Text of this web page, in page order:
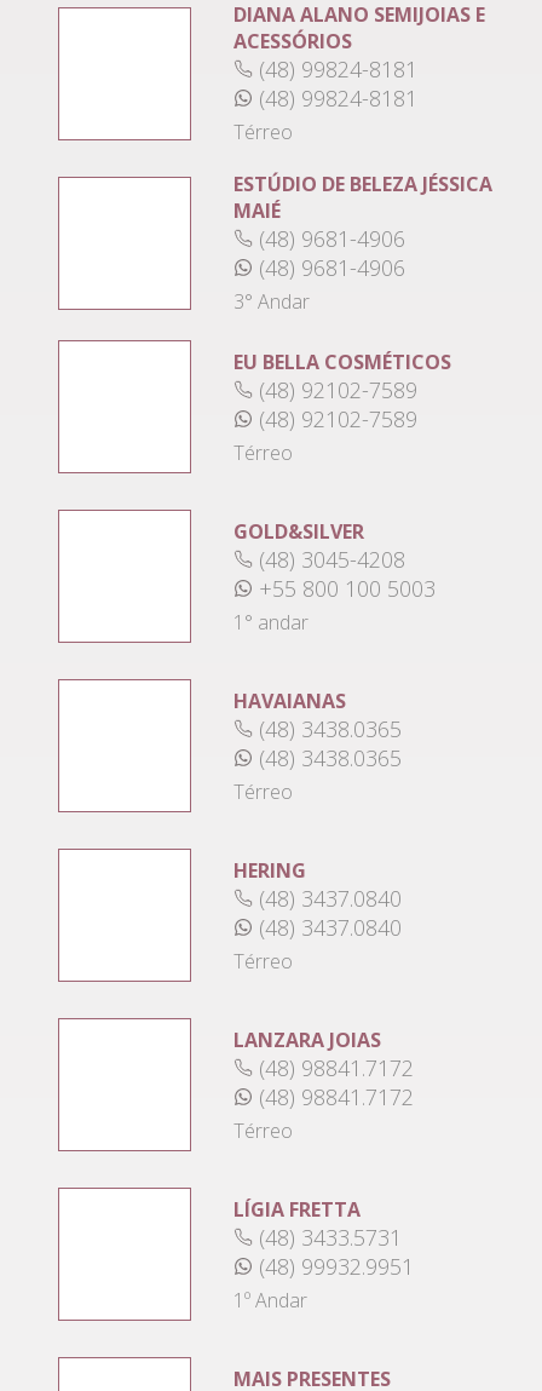
DIANA ALANO SEMIJOIAS E
ACESSÓRIOS
(48) 99824-8181
(48) 99824-8181
Térreo
ESTÚDIO DE BELEZA JÉSSICA
MAIÉ
(48) 9681-4906
(48) 9681-4906
3° Andar
EU BELLA COSMÉTICOS
(48) 92102-7589
(48) 92102-7589
Térreo
GOLD&SILVER
(48) 3045-4208
+55 800 100 5003
1° andar
HAVAIANAS
(48) 3438.0365
(48) 3438.0365
Térreo
HERING
(48) 3437.0840
(48) 3437.0840
Térreo
LANZARA JOIAS
(48) 98841.7172
(48) 98841.7172
Térreo
LÍGIA FRETTA
(48) 3433.5731
(48) 99932.9951
1º Andar
MAIS PRESENTES